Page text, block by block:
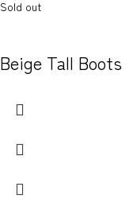
Sold out
Beige Tall Boots